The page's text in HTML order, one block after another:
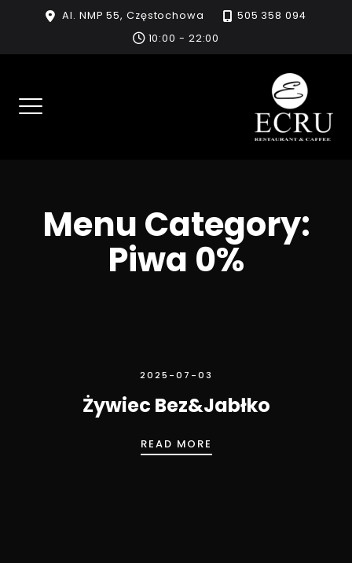
content
Al. NMP 55, Częstochowa
505 358 094
10:00 - 22:00
Menu Category:
Piwa 0%
2025-07-03
Żywiec Bez&Jabłko
READ MORE